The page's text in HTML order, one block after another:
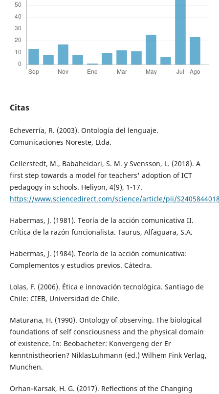
Citas
Echeverría, R. (2003). Ontología del lenguaje.
Comunicaciones Noreste, Ltda.
Gellerstedt, M., Babaheidari, S. M. y Svensson, L. (2018). A
first step towards a model for teachers' adoption of ICT
pedagogy in schools. Heliyon, 4(9), 1-17.
https://www.sciencedirect.com/science/article/pii/
Habermas, J. (1981). Teoría de la acción comunicativa II.
Crítica de la razón funcionalista. Taurus, Alfaguara, S.A.
Habermas, J. (1984). Teoría de la acción comunicativa:
Complementos y estudios previos. Cátedra.
Lolas, F. (2006). Ética e innovación tecnológica. Santiago de
Chile: CIEB, Universidad de Chile.
Maturana, H. (1990). Ontology of observing. The biological
foundations of self consciousness and the physical domain
of existence. In: Beobacheter: Konvergeng der Er
kenntnistheorien? NiklasLuhmann (ed.) Wilhem Fink Verlag,
Munchen.
Orhan-Karsak, H. G. (2017). Reflections of the Changing